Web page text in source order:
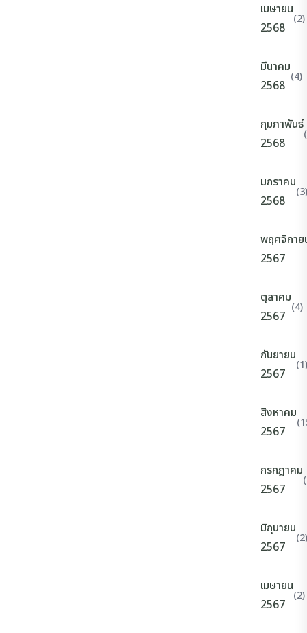
เมษายน
2568
(2)
มีนาคม
2568
(4)
กุมภาพันธ์
2568
มกราคม
2568
(3)
พฤศจิกาย
2567
ตุลาคม
2567
(4)
กันยายน
2567
(1)
สิงหาคม
2567
กรกฎาคม
2567
มิถุนายน
2567
(2)
เมษายน
2567
(2)